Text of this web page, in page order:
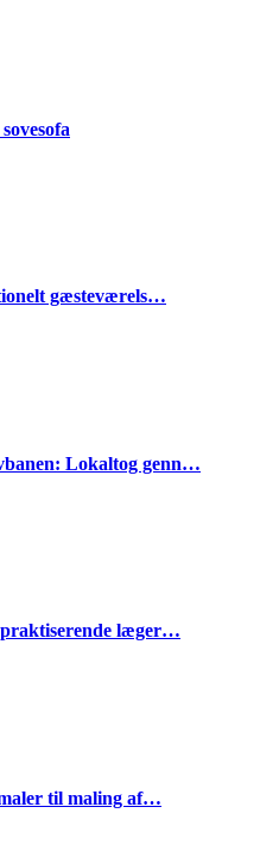
gæsteværels…
Lokaltog genn…
praktiserende læger…
til maling af…